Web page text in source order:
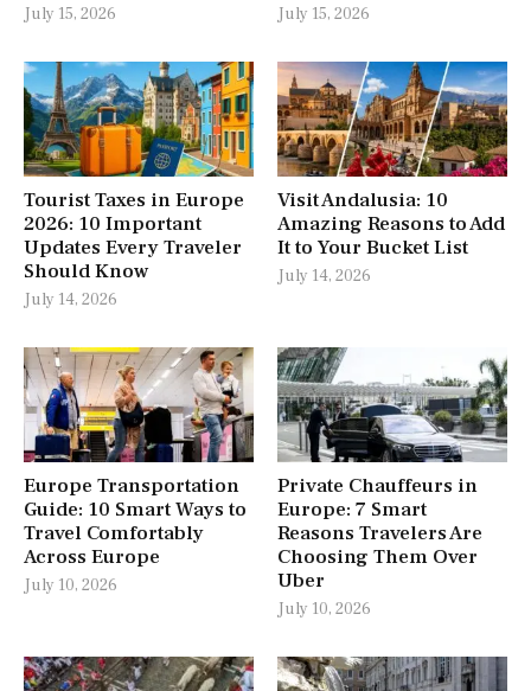
July 15, 2026 July 15, 2026
Tourist Taxes in Europe
2026: 10 Important
Updates Every Traveler
Should Know
July 14, 2026
Visit Andalusia: 10
Amazing Reasons to Add
It to Your Bucket List
July 14, 2026
Europe Transportation
Guide: 10 Smart Ways to
Travel Comfortably
Across Europe
July 10, 2026
Private Chauffeurs in
Europe: 7 Smart
Reasons Travelers Are
Choosing Them Over
Uber
July 10, 2026